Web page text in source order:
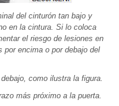
del cinturón tan bajo y
en la cintura. Si lo coloca
el riesgo de lesiones en
encima o por debajo del
como ilustra la figura.
más próximo a la puerta.